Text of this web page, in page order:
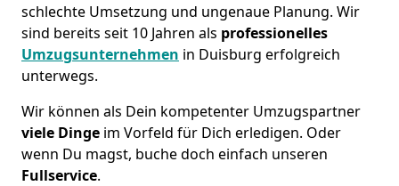
schlechte Umsetzung und ungenaue Planung. Wir
sind bereits seit 10 Jahren als professionelles
Umzugsunternehmen in Duisburg erfolgreich
unterwegs.
Wir können als Dein kompetenter Umzugspartner
viele Dinge im Vorfeld für Dich erledigen. Oder
wenn Du magst, buche doch einfach unseren
Fullservice.